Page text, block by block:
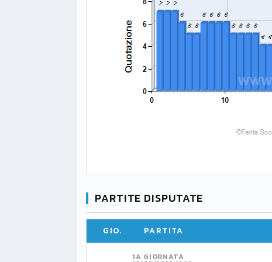
PARTITE DISPUTATE
GIO. PARTITA
1A GIORNATA